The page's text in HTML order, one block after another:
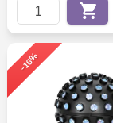
-16%